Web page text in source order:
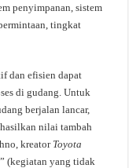
penyimpanan, sistem
tingkat
dan efisien dapat
di gudang. Untuk
berjalan lancar,
nilai tambah
kreator Toyota
(kegiatan yang tidak